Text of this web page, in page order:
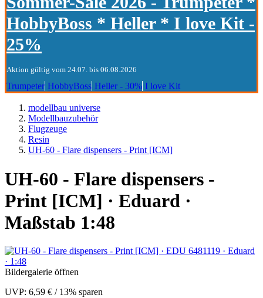
HobbyBoss * Heller * I love Kit -
25%
Aktion gültig vom 24.07. bis 06.08.2026
Trumpeter HobbyBoss Heller - 30% I love Kit
modellbau universe
Modellbauzubehör
Flugzeuge
Resin
UH-60 - Flare dispensers - Print [ICM]
UH-60 - Flare dispensers -
Print [ICM] · Eduard ·
Maßstab 1:48
Bildergalerie öffnen
UVP: 6,59 € / 13% sparen